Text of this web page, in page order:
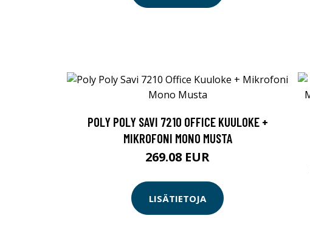
POLY POLY SAVI 7210 OFFICE KUULOKE +
MIKROFONI MONO MUSTA
269.08 EUR
LISÄTIETOJA